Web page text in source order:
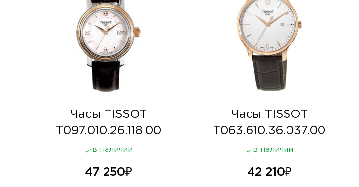
Часы TISSOT
T097.010.26.118.00
в наличии
47 250₽
Часы TISSOT
T063.610.36.037.00
в наличии
42 210₽